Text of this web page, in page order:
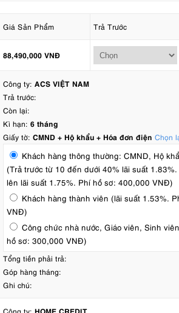
Giá Sản Phẩm Trả Trước
88,490,000 VNĐ
Công ty: ACS VIỆT NAM
Trả trước:
Còn lại:
Kì hạn: 6 tháng
Giấy tờ: CMND + Hộ khẩu + Hóa đơn điện Chọn
Khách hàng thông thường: CMND, Hộ
(Trả trước từ 10 đến dưới 40% lãi suất
lên lãi suất 1.75%. Phí hồ sơ: 400,000 VNĐ)
Khách hàng thành viên (lãi suất 1.53%.
VNĐ)
Công chức nhà nước, Giáo viên, Sinh
hồ sơ: 300,000 VNĐ)
Tổng tiền phải trả:
Góp hàng tháng:
Ghi chú:
Công ty: HOME CREDIT